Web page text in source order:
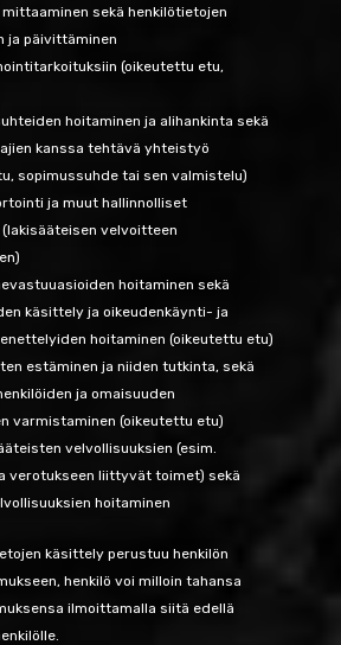
sekä henkilötietojen
ja päivittäminen
(oikeutettu etu,
hoitaminen ja alihankinta sekä
kanssa tehtävä yhteistyö
sopimussuhde tai sen valmistelu)
ja muut hallinnolliset
velvoitteen
hoitaminen sekä
käsittely ja oikeudenkäynti- ja
hoitaminen (oikeutettu etu)
estäminen ja niiden tutkinta, sekä
ja omaisuuden
varmistaminen (oikeutettu etu)
velvollisuuksien (esim.
verotukseen liittyvät toimet) sekä
hoitaminen
käsittely perustuu henkilön
henkilö voi milloin tahansa
ilmoittamalla siitä edellä